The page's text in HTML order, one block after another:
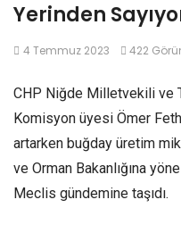
Yerinden
4 Temmuz 2023 422
CHP Niğde Milletvekili ve
Komisyon üyesi Ömer
artarken buğday üretim
ve Orman Bakanlığına
Meclis gündemine taşıdı.